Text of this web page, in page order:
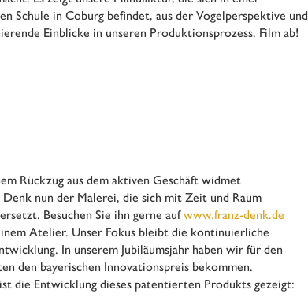
Schule in Coburg befindet, aus der Vogelperspektive und
Einblicke in unseren Produktionsprozess. Film ab!
Rückzug aus dem aktiven Geschäft widmet
Denk nun der Malerei, die sich mit Zeit und Raum
Besuchen Sie ihn gerne aufwww.franz-denk.de
Atelier. Unser Fokus bleibt die kontinuierliche
In unserem Jubiläumsjahr haben wir für den
den bayerischen Innovationspreis bekommen.
die Entwicklung dieses patentierten Produkts gezeigt: